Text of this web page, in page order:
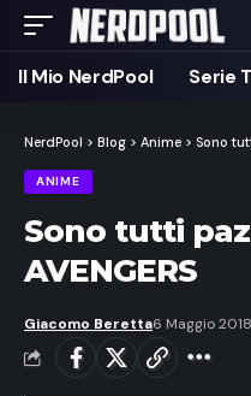
Il Mio NerdPool Serie
NerdPool > Blog > Anime > Sono
ANIME
Sono tutti
AVENGERS
Giacomo Beretta6 Maggio 2018